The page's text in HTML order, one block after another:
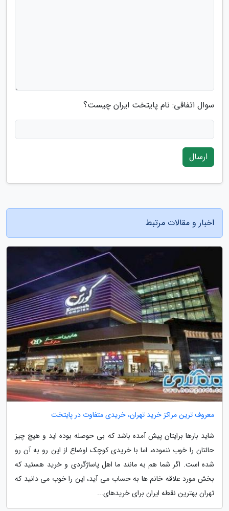
سوال اتفاقی: نام پایتخت ایران چیست؟
ارسال
اخبار و مقالات مرتبط
معروف ترین مراکز خرید تهران، خریدی متفاوت در پایتخت
شاید بارها برایتان پیش آمده باشد که بی حوصله بوده اید و هیچ چیز
حالتان را خوب ننموده، اما با خریدی کوچک اوضاع از این رو به آن رو
شده است. اگر شما هم به مانند ما اهل پاساژگردی و خرید هستید که
بخش مورد علاقه خانم ها به حساب می آید، این را خوب می دانید که
تهران بهترین نقطه ایران برای خریدهای...